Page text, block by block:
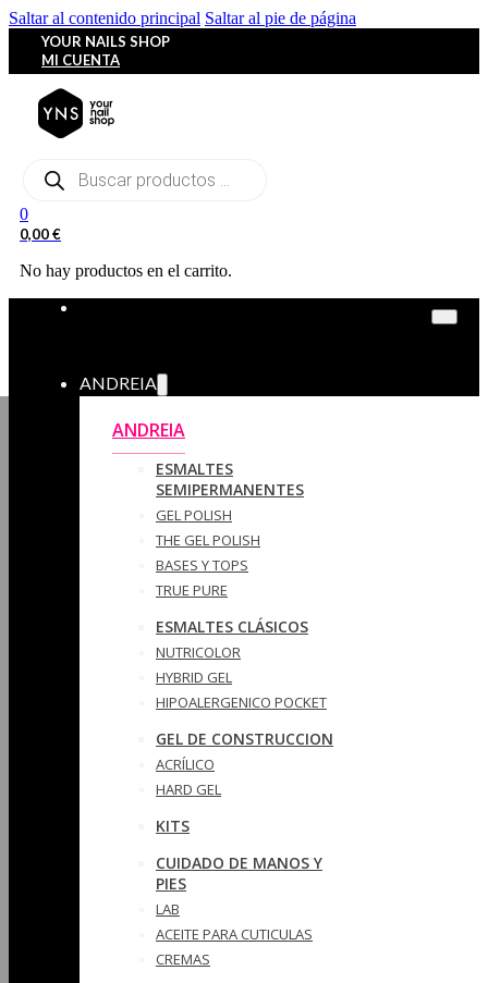
Saltar al contenido principal Saltar al pie de página
YOUR NAILS SHOP
MI CUENTA
Búsqueda
0
0,00€
No hay productos en el carrito.
ANDREIA
ANDREIA
ESMALTES
SEMIPERMANENTES
GEL POLISH
THE GEL POLISH
BASES Y‎ TOPS
TRUE PURE
ESMALTES CLÁSICOS
NUTRICOLOR
HYBRID GEL
HIPOALERGENICO POCKET
GEL DE CONSTRUCCION
ACRÍLICO
HARD GEL
KITS
CUIDADO DE MANOS Y
PIES
LAB
ACEITE PARA CUTICULAS
CREMAS